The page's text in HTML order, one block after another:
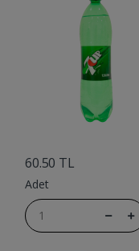
60.50 TL
Adet